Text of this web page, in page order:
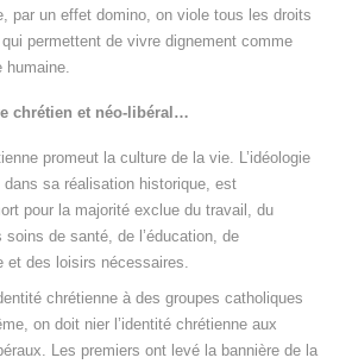
par un effet domino, on viole tous les droits
qui permettent de vivre dignement comme
humaine.
chrétien et néo-libéral…
promeut la culture de la vie. L’idéologie
dans sa réalisation historique, est
pour la majorité exclue du travail, du
soins de santé, de l’éducation, de
et des loisirs nécessaires.
chrétienne à des groupes catholiques
on doit nier l’identité chrétienne aux
Les premiers ont levé la bannière de la